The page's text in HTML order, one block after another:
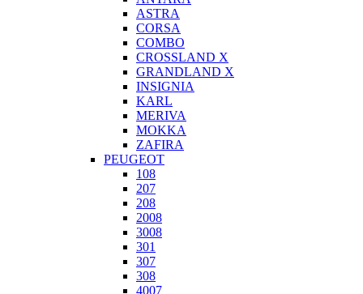
ASTRA
CORSA
COMBO
CROSSLAND X
GRANDLAND X
INSIGNIA
KARL
MERIVA
MOKKA
ZAFIRA
PEUGEOT
108
207
208
2008
3008
301
307
308
4007